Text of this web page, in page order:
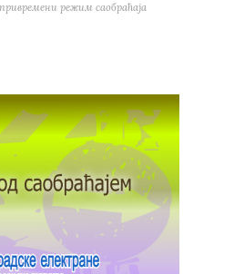
режим саобраћаја